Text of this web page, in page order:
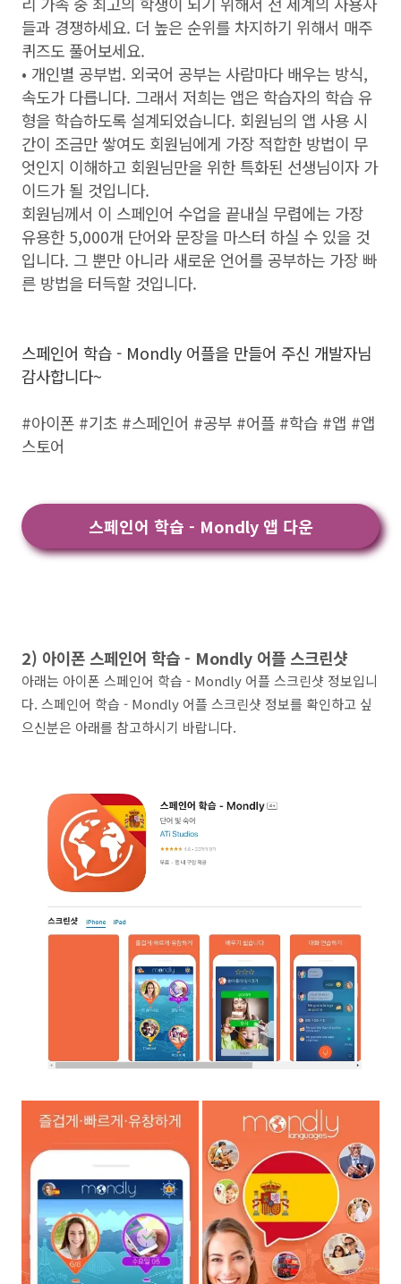
들과 경쟁하세요. 더 높은 순위를 차지하기 위해서 매주
퀴즈도 풀어보세요.
• 개인별 공부법. 외국어 공부는 사람마다 배우는 방식,
속도가 다릅니다. 그래서 저희는 앱은 학습자의 학습 유
형을 학습하도록 설계되었습니다. 회원님의 앱 사용 시
간이 조금만 쌓여도 회원님에게 가장 적합한 방법이 무
엇인지 이해하고 회원님만을 위한 특화된 선생님이자 가
이드가 될 것입니다.
회원님께서 이 스페인어 수업을 끝내실 무렵에는 가장
유용한 5,000개 단어와 문장을 마스터 하실 수 있을 것
입니다. 그 뿐만 아니라 새로운 언어를 공부하는 가장 빠
른 방법을 터득할 것입니다.
스페인어 학습 - Mondly 어플을 만들어 주신 개발자님
감사합니다~
#아이폰 #기초 #스페인어 #공부 #어플 #학습 #앱 #앱
스토어
스페인어 학습 - Mondly 앱 다운
2) 아이폰 스페인어 학습 - Mondly 어플 스크린샷
아래는 아이폰 스페인어 학습 - Mondly 어플 스크린샷 정보입니
다. 스페인어 학습 - Mondly 어플 스크린샷 정보를 확인하고 싶
으신분은 아래를 참고하시기 바랍니다.